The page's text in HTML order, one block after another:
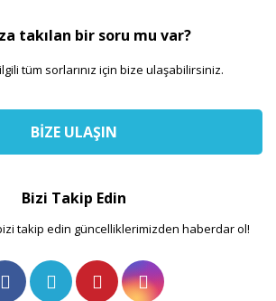
takılan bir soru mu var?
tüm sorlarınız için bize ulaşabilirsiniz.
BİZE ULAŞIN
Bizi Takip Edin
takip edin güncelliklerimizden haberdar ol!